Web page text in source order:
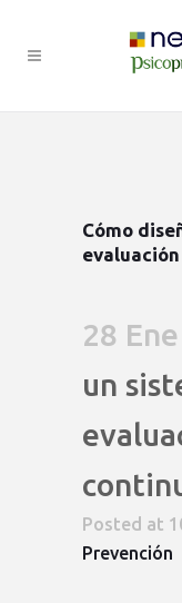
Cómo
28 Ene
un
Posted at
Prevención